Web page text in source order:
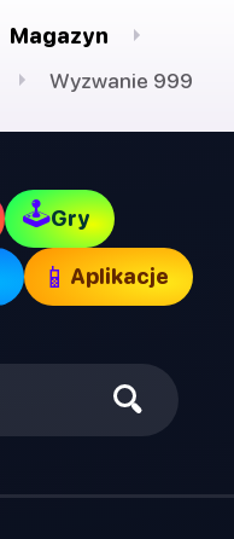
Magazyn
Wyzwanie 999
🕹Gry
📱 Aplikacje